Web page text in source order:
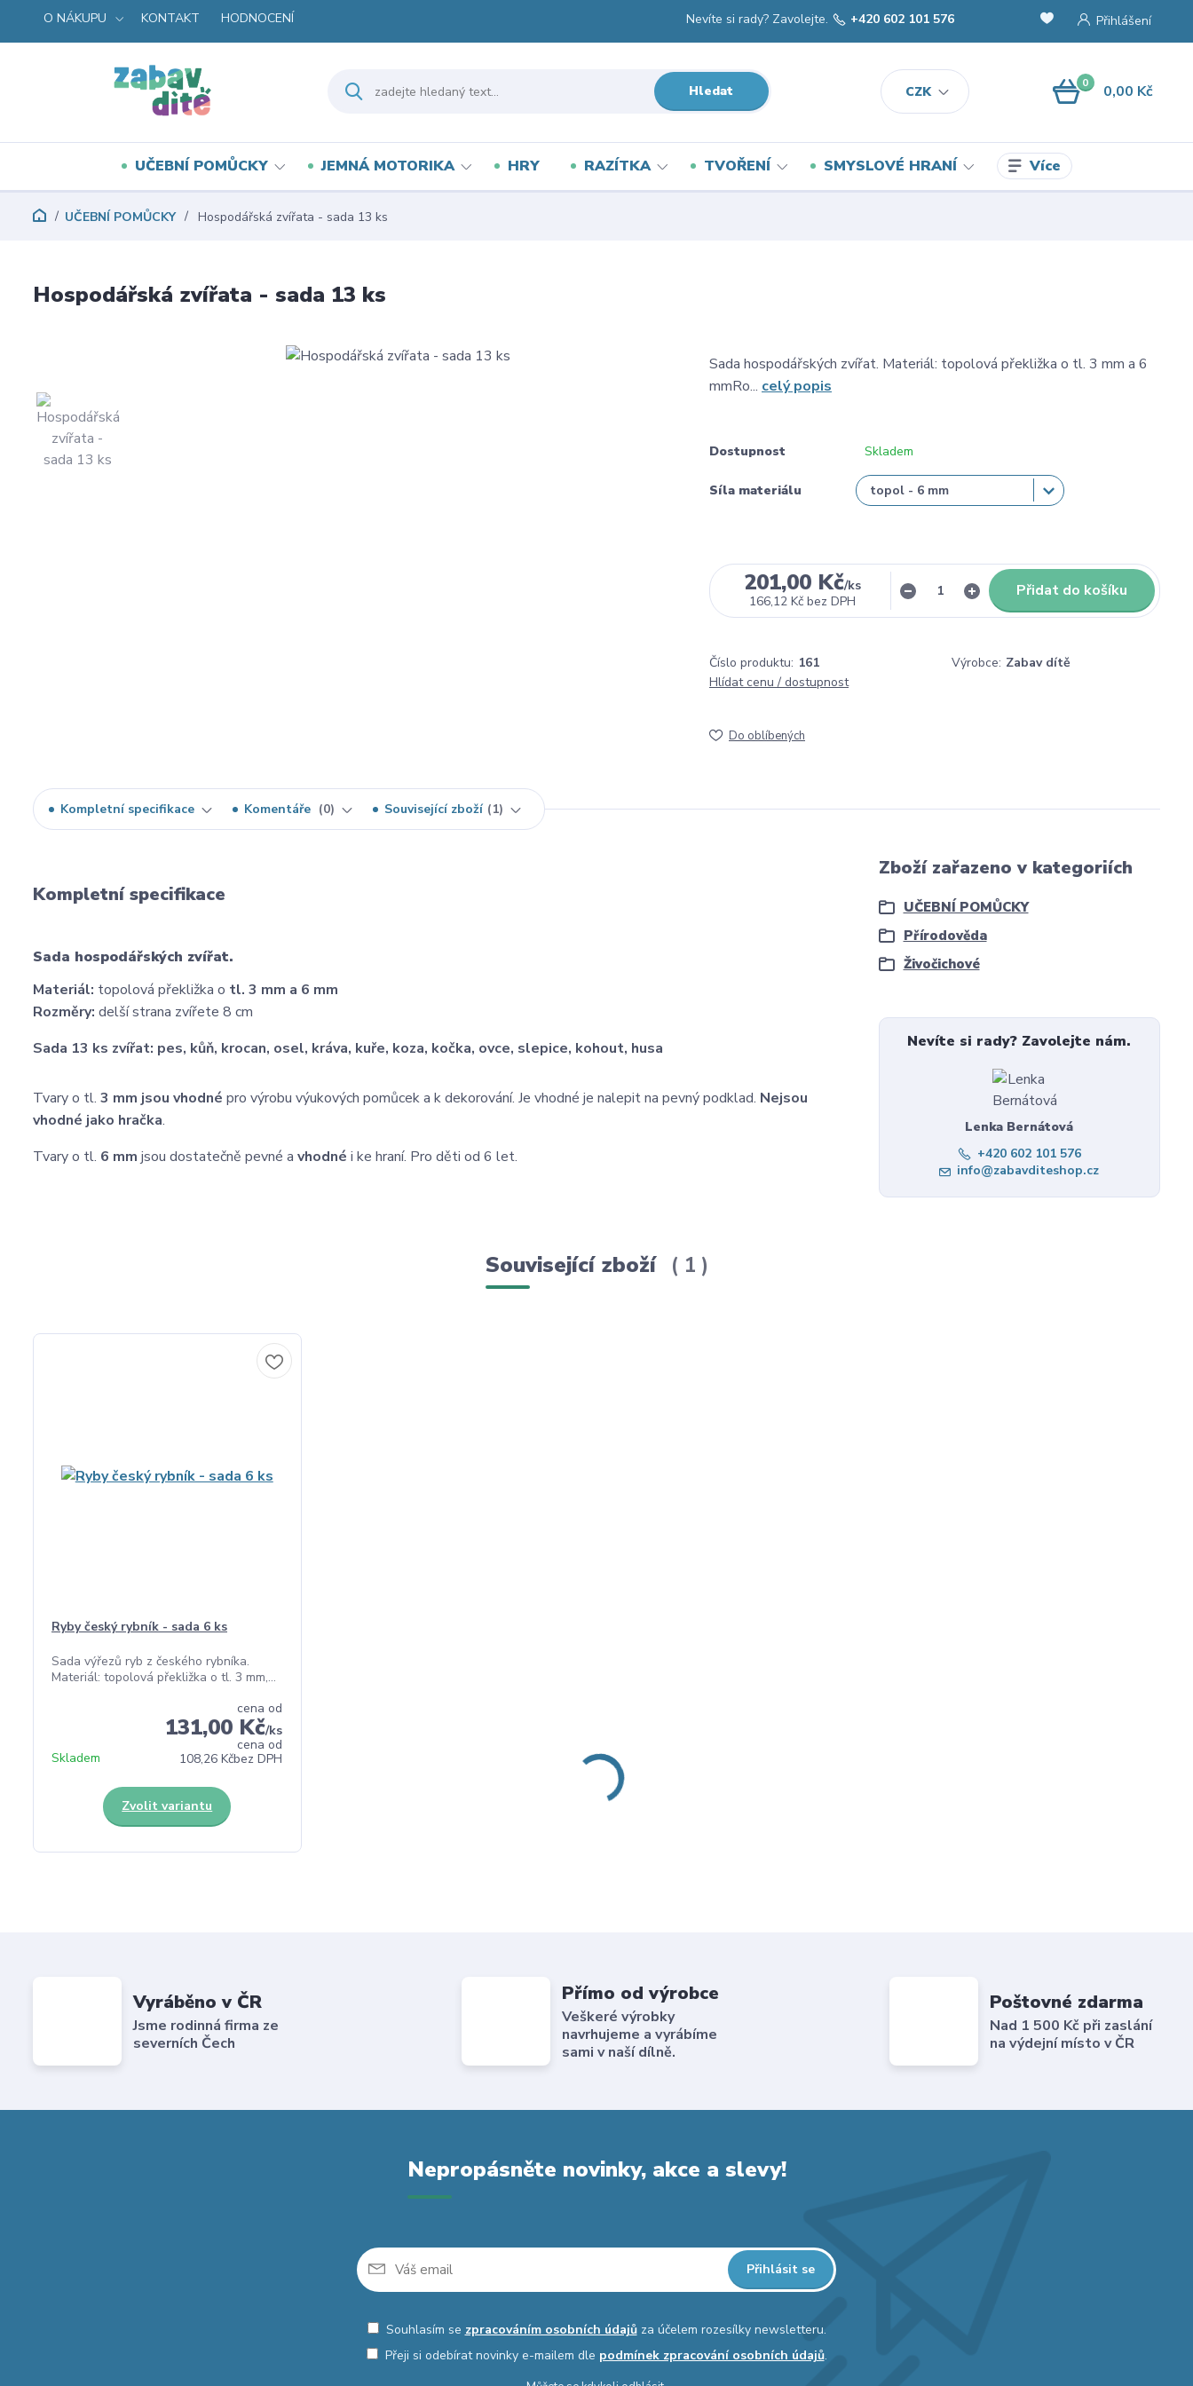
O NÁKUPU KONTAKT HODNOCENÍ
CZK
Přihlášení
Hledat
Nevíte si rady? Zavolejte. +420 602 101 576
0 0,00 Kč
UČEBNÍ POMŮCKY JEMNÁ MOTORIKA HRY RAZÍTKA TVOŘENÍ SMYSLOVÉ HRANÍ Více
UČEBNÍ POMŮCKY Hospodářská zvířata - sada 13 ks
Hospodářská zvířata - sada 13 ks
Sada hospodářských zvířat. Materiál: topolová překližka o tl. 3 mm a 6
mmRo... celý popis
Dostupnost Skladem
Síla materiálu
201,00 Kč/ks
166,12 Kč bez DPH
Přidat do košíku
Číslo produktu: 161 Výrobce: Zabav dítě
Hlídat cenu / dostupnost
Do oblíbených
Kompletní specifikace Komentáře 0 Související zboží 1
Kompletní specifikace
Sada hospodářských zvířat.
Materiál: topolová překližka o tl. 3 mm a 6 mm
Rozměry: delší strana zvířete 8 cm
Sada 13 ks zvířat: pes, kůň, krocan, osel, kráva, kuře, koza, kočka, ovce, slepice, kohout, husa
Tvary o tl. 3 mm jsou vhodné pro výrobu výukových pomůcek a k dekorování. Je vhodné je nalepit na pevný podklad. Nejsou
vhodné jako hračka.
Tvary o tl. 6 mm jsou dostatečně pevné a vhodné i ke hraní. Pro děti od 6 let.
Zboží zařazeno v kategoriích
UČEBNÍ POMŮCKY
Přírodověda
Živočichové
Nevíte si rady? Zavolejte nám.
Lenka Bernátová
+420 602 101 576
info@zabavditeshop.cz
Související zboží 1
Ryby český rybník - sada 6 ks
Sada výřezů ryb z českého rybníka.
Materiál: topolová překližka o tl. 3 mm,...
cena od
131,00 Kč/ks
cena od
108,26 Kčbez DPH
Skladem
Zvolit variantu
Vyráběno v ČR
Jsme rodinná firma ze
severních Čech
Přímo od výrobce
Veškeré výrobky
navrhujeme a vyrábíme
sami v naší dílně.
Poštovné zdarma
Nad 1 500 Kč při zaslání
na výdejní místo v ČR
Nepropásněte novinky, akce a slevy!
Přihlásit se
Souhlasím se zpracováním osobních údajůza účelem rozesílky newsletteru.
Přeji si odebírat novinky e-mailem dle podmínek zpracování osobních údajů.